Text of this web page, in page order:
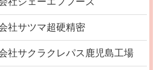
社サツマ超硬精密
社サクラクレパス鹿児島工場